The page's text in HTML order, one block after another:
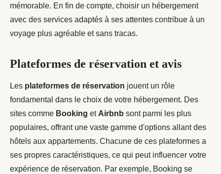
mémorable. En fin de compte, choisir un hébergement
avec des services adaptés à ses attentes contribue à un
voyage plus agréable et sans tracas.
Plateformes de réservation et avis
Les plateformes de réservation jouent un rôle
fondamental dans le choix de votre hébergement. Des
sites comme Booking et Airbnb sont parmi les plus
populaires, offrant une vaste gamme d'options allant des
hôtels aux appartements. Chacune de ces plateformes a
ses propres caractéristiques, ce qui peut influencer votre
expérience de réservation. Par exemple, Booking se